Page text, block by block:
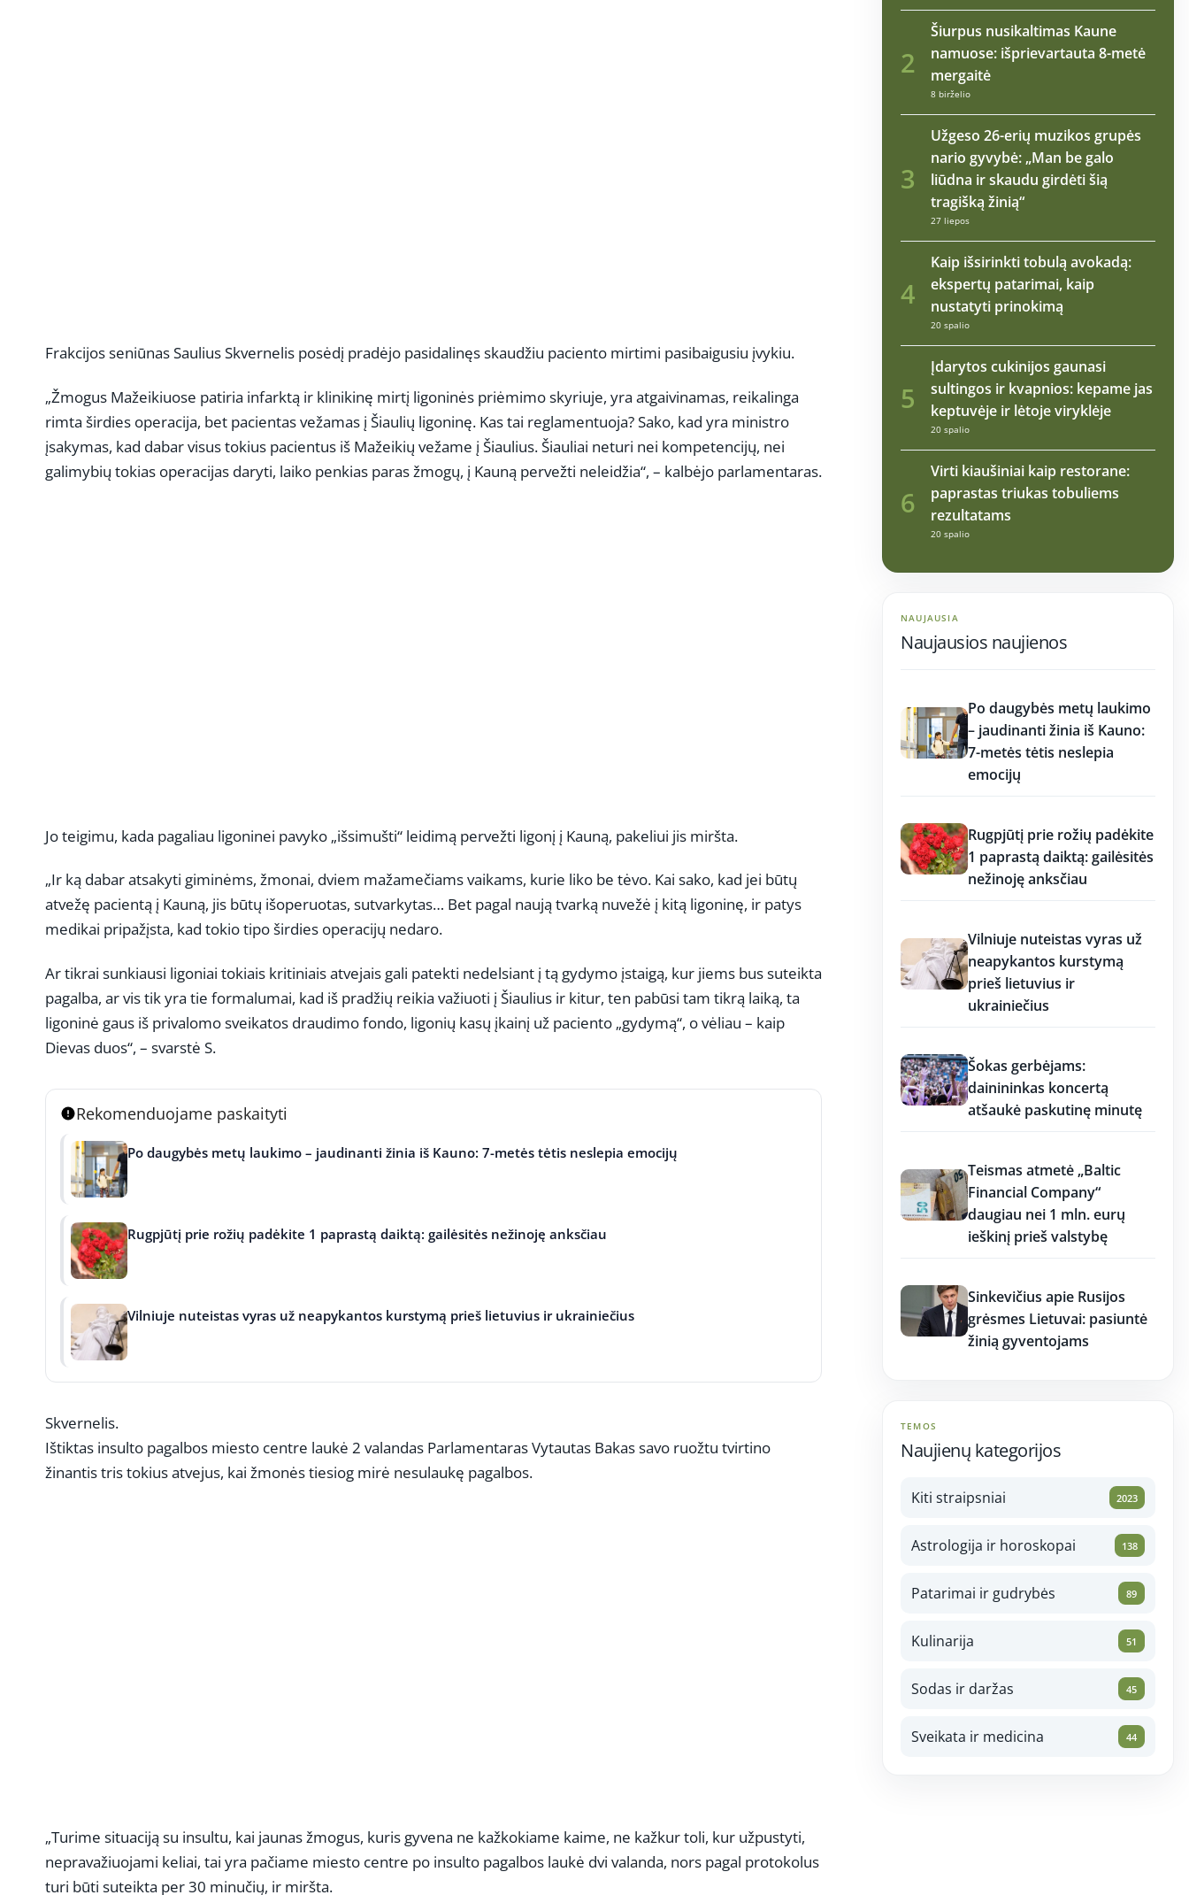
Frakcijos seniūnas Saulius Skvernelis posėdį pradėjo pasidalinęs skaudžiu paciento mirtimi pasibaigusiu įvykiu.
„Žmogus Mažeikiuose patiria infarktą ir klinikinę mirtį ligoninės priėmimo skyriuje, yra atgaivinamas, reikalinga
rimta širdies operacija, bet pacientas vežamas į Šiaulių ligoninę. Kas tai reglamentuoja? Sako, kad yra ministro
įsakymas, kad dabar visus tokius pacientus iš Mažeikių vežame į Šiaulius. Šiauliai neturi nei kompetencijų, nei
galimybių tokias operacijas daryti, laiko penkias paras žmogų, į Kauną pervežti neleidžia“, – kalbėjo parlamentaras.
Jo teigimu, kada pagaliau ligoninei pavyko „išsimušti“ leidimą pervežti ligonį į Kauną, pakeliui jis miršta.
„Ir ką dabar atsakyti giminėms, žmonai, dviem mažamečiams vaikams, kurie liko be tėvo. Kai sako, kad jei būtų
atvežę pacientą į Kauną, jis būtų išoperuotas, sutvarkytas… Bet pagal naują tvarką nuvežė į kitą ligoninę, ir patys
medikai pripažįsta, kad tokio tipo širdies operacijų nedaro.
Ar tikrai sunkiausi ligoniai tokiais kritiniais atvejais gali patekti nedelsiant į tą gydymo įstaigą, kur jiems bus suteikta
pagalba, ar vis tik yra tie formalumai, kad iš pradžių reikia važiuoti į Šiaulius ir kitur, ten pabūsi tam tikrą laiką, ta
ligoninė gaus iš privalomo sveikatos draudimo fondo, ligonių kasų įkainį už paciento „gydymą“, o vėliau – kaip
Dievas duos“, – svarstė S.
Rekomenduojame paskaityti
Po daugybės metų laukimo – jaudinanti žinia iš Kauno: 7-metės tėtis neslepia emocijų
Rugpjūtį prie rožių padėkite 1 paprastą daiktą: gailėsitės nežinoję anksčiau
Vilniuje nuteistas vyras už neapykantos kurstymą prieš lietuvius ir ukrainiečius
Skvernelis.
Ištiktas insulto pagalbos miesto centre laukė 2 valandas Parlamentaras Vytautas Bakas savo ruožtu tvirtino
žinantis tris tokius atvejus, kai žmonės tiesiog mirė nesulaukę pagalbos.
„Turime situaciją su insultu, kai jaunas žmogus, kuris gyvena ne kažkokiame kaime, ne kažkur toli, kur užpustyti,
nepravažiuojami keliai, tai yra pačiame miesto centre po insulto pagalbos laukė dvi valanda, nors pagal protokolus
turi būti suteikta per 30 minučių, ir miršta.
2
Šiurpus nusikaltimas Kaune
namuose: išprievartauta 8-metė
mergaitė
8 birželio
3
Užgeso 26-erių muzikos grupės
nario gyvybė: „Man be galo
liūdna ir skaudu girdėti šią
tragišką žinią“
27 liepos
4
Kaip išsirinkti tobulą avokadą:
ekspertų patarimai, kaip
nustatyti prinokimą
20 spalio
5
Įdarytos cukinijos gaunasi
sultingos ir kvapnios: kepame jas
keptuvėje ir lėtoje viryklėje
20 spalio
6
Virti kiaušiniai kaip restorane:
paprastas triukas tobuliems
rezultatams
20 spalio
NAUJAUSIA
Naujausios naujienos
Po daugybės metų laukimo
– jaudinanti žinia iš Kauno:
7-metės tėtis neslepia
emocijų
Rugpjūtį prie rožių padėkite
1 paprastą daiktą: gailėsitės
nežinoję anksčiau
Vilniuje nuteistas vyras už
neapykantos kurstymą
prieš lietuvius ir
ukrainiečius
Šokas gerbėjams:
dainininkas koncertą
atšaukė paskutinę minutę
Teismas atmetė „Baltic
Financial Company“
daugiau nei 1 mln. eurų
ieškinį prieš valstybę
Sinkevičius apie Rusijos
grėsmes Lietuvai: pasiuntė
žinią gyventojams
TEMOS
Naujienų kategorijos
Kiti straipsniai 2023
Astrologija ir horoskopai 138
Patarimai ir gudrybės 89
Kulinarija 51
Sodas ir daržas 45
Sveikata ir medicina 44